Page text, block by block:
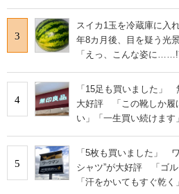
3
スイカ1玉を冷蔵庫に
年8カ月後、目を疑う光
「えっ、こんな姿に
4
「15足も買いました」
大好評 「この靴しか履
い」「一生買い続けます」
5
「5枚も買いました」
シャツ”が大好評 「ゴル
「汗をかいてもすぐ乾